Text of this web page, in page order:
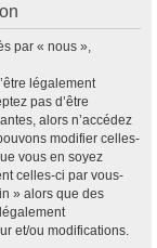
par « nous »,
légalement
pas d’être
alors n’accédez
modifier celles-
vous en soyez
celles-ci par vous-
» alors que des
et/ou modifications.